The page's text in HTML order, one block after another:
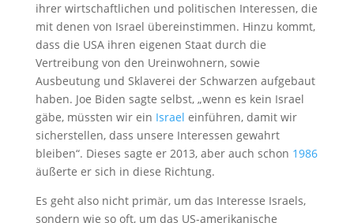
ihrer wirtschaftlichen und politischen Interessen, die
mit denen von Israel übereinstimmen. Hinzu kommt,
dass die USA ihren eigenen Staat durch die
Vertreibung von den Ureinwohnern, sowie
Ausbeutung und Sklaverei der Schwarzen aufgebaut
haben. Joe Biden sagte selbst, „wenn es kein Israel
gäbe, müssten wir ein Israel einführen, damit wir
sicherstellen, dass unsere Interessen gewahrt
bleiben“. Dieses sagte er 2013, aber auch schon 1986
äußerte er sich in diese Richtung.
Es geht also nicht primär, um das Interesse Israels,
sondern wie so oft, um das US-amerikanische